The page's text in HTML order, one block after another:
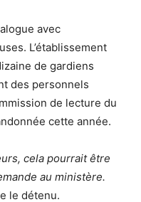
avec
L’établissement
de gardiens
des personnels
de lecture du
cette année.
cela pourrait être
au ministère.
le détenu.